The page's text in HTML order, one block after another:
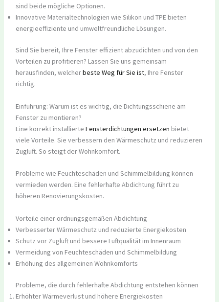
sind beide mögliche Optionen.
Innovative Materialtechnologien wie Silikon und TPE bieten
energieeffiziente und umweltfreundliche Lösungen.
Sind Sie bereit, Ihre Fenster effizient abzudichten und von den
Vorteilen zu profitieren? Lassen Sie uns gemeinsam
herausfinden, welcherbeste Weg für Sie ist, Ihre Fenster
richtig.
Einführung: Warum ist es wichtig, die Dichtungsschiene am
Fenster zu montieren?
Eine korrekt installierte Fensterdichtungen ersetzen bietet
viele Vorteile. Sie verbessern den Wärmeschutz und reduzieren
Zugluft. So steigt der Wohnkomfort.
Probleme wie Feuchteschäden und Schimmelbildung können
vermieden werden. Eine fehlerhafte Abdichtung führt zu
höheren Renovierungskosten.
Vorteile einer ordnungsgemäßen Abdichtung
Verbesserter Wärmeschutz und reduzierte Energiekosten
Schutz vor Zugluft und bessere Luftqualität im Innenraum
Vermeidung von Feuchteschäden und Schimmelbildung
Erhöhung des allgemeinen Wohnkomforts
Probleme, die durch fehlerhafte Abdichtung entstehen können
Erhöhter Wärmeverlust und höhere Energiekosten